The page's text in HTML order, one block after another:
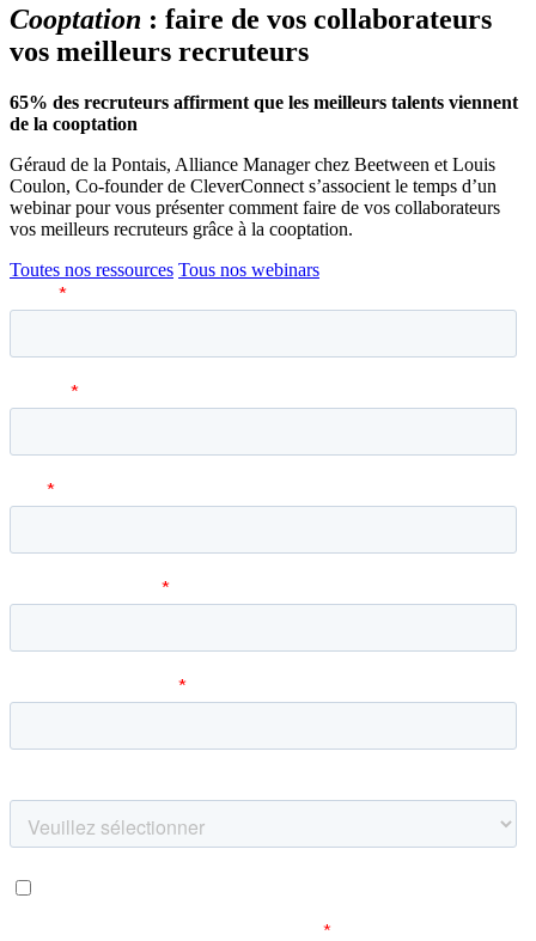
Cooptation : faire de vos collaborateurs
vos meilleurs recruteurs
65% des recruteurs affirment que les meilleurs talents viennent
de la cooptation
Géraud de la Pontais, Alliance Manager chez Beetween et Louis
Coulon, Co-founder de CleverConnect s’associent le temps d’un
webinar pour vous présenter comment faire de vos collaborateurs
vos meilleurs recruteurs grâce à la cooptation.
Toutes nos ressources Tous nos webinars